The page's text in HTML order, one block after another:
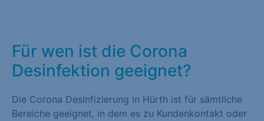
Für wen ist die Corona
Desinfektion geeignet?
Die Corona Desinfizierung in Hürth ist für sämtliche
Bereiche geeignet, in dem es zu Kundenkontakt oder